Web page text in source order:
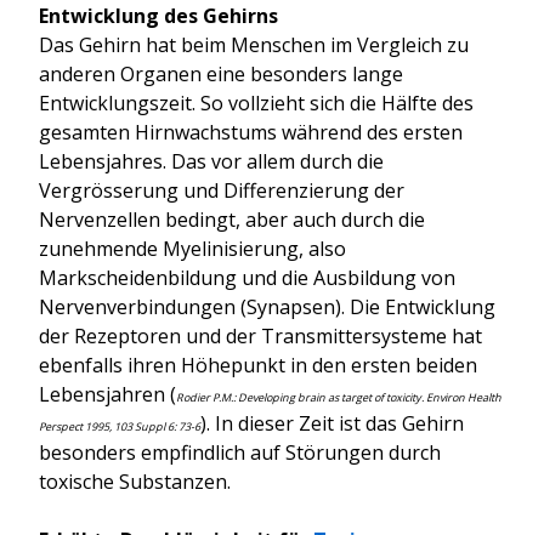
Entwicklung des Gehirns
Das Gehirn hat beim Menschen im Vergleich zu
anderen Organen eine besonders lange
Entwicklungszeit. So vollzieht sich die Hälfte des
gesamten Hirnwachstums während des ersten
Lebensjahres. Das vor allem durch die
Vergrösserung und Differenzierung der
Nervenzellen bedingt, aber auch durch die
zunehmende Myelinisierung, also
Markscheidenbildung und die Ausbildung von
Nervenverbindungen (Synapsen). Die Entwicklung
der Rezeptoren und der Transmittersysteme hat
ebenfalls ihren Höhepunkt in den ersten beiden
Lebensjahren (Rodier P.M.: Developing brain as target of toxicity. Environ Health
Perspect 1995, 103 Suppl 6: 73-6). In dieser Zeit ist das Gehirn
besonders empfindlich auf Störungen durch
toxische Substanzen.